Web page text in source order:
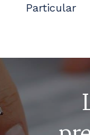
Particular